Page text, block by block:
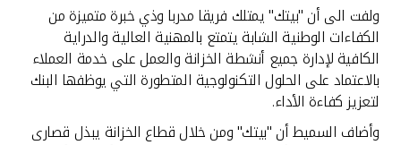
ولفت الى أن "بيتك" يمتلك فريقا مدربا وذي خبرة متميزة من
الكفاءات الوطنية الشابة يتمتع بالمهنية العالية والدراية
الكافية لإدارة جميع أنشطة الخزانة والعمل على خدمة العملاء
بالاعتماد على الحلول التكنولوجية المتطورة التي يوظفها البنك
لتعزيز كفاءة الأداء.
وأضاف السميط أن "بيتك" ومن خلال قطاع الخزانة يبذل قصارى